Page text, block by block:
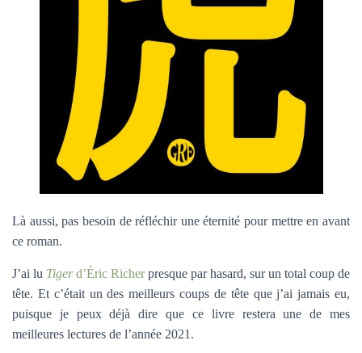
Là aussi, pas besoin de réfléchir une éternité pour mettre en avant
ce roman.
J’ai lu Tigerd’Éric Richerpresque par hasard, sur un total coup de
tête. Et c’était un des meilleurs coups de tête que j’ai jamais eu,
puisque je peux déjà dire que ce livre restera une de mes
meilleures lectures de l’année 2021.